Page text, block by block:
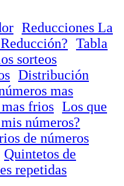
Reducciones La
Tabla
sorteos
Distribución
mas
frios Los que
números?
de números
Quintetos de
repetidas